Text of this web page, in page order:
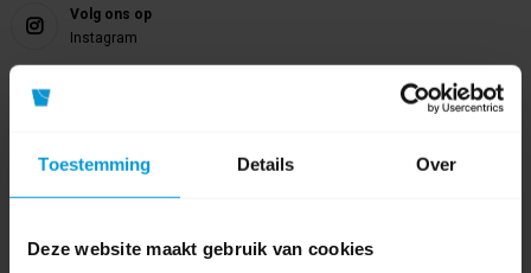
Toestemming Details Over
Deze website maakt gebruik van cookies
Volg ons op
Instagram
Volg ons op